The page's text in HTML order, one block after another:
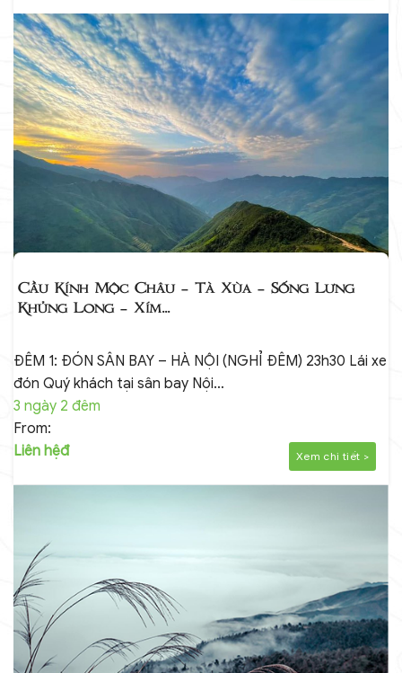
Cầu Kính Mộc Châu – Tà Xùa – Sống Lưng
Khủng Long – Xím...
ĐÊM 1: ĐÓN SÂN BAY – HÀ NỘI (NGHỈ ĐÊM) 23h30 Lái xe
đón Quý khách tại sân bay Nội…
3 ngày 2 đêm
From:
Liên hệđ
Xem chi tiết >